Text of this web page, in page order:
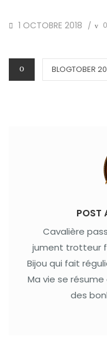
POSTED
1 OCTOBRE 2018 / 0
CATEGORIES
BLOGTOBER
POST
Cavalière
jument trotteur
Bijou qui fait
Ma vie se
des